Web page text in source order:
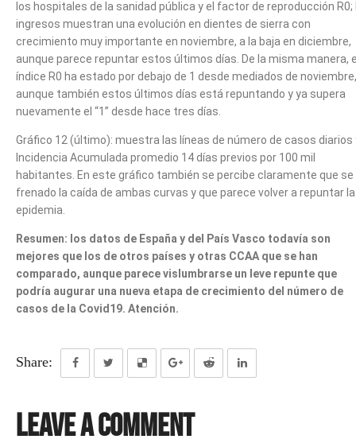
los hospitales de la sanidad pública y el factor de reproducción R0;
ingresos muestran una evolución en dientes de sierra con
crecimiento muy importante en noviembre, a la baja en diciembre,
aunque parece repuntar estos últimos días. De la misma manera,
índice R0 ha estado por debajo de 1 desde mediados de noviembre,
aunque también estos últimos días está repuntando y ya supera
nuevamente el “1” desde hace tres días.
Gráfico 12 (último): muestra las líneas de número de casos diarios
Incidencia Acumulada promedio 14 días previos por 100 mil
habitantes. En este gráfico también se percibe claramente que se
frenado la caída de ambas curvas y que parece volver a repuntar la
epidemia.
Resumen: los datos de España y del País Vasco todavía son
mejores que los de otros países y otras CCAA que se han
comparado, aunque parece vislumbrarse un leve repunte que
podría augurar una nueva etapa de crecimiento del número de
casos de la Covid19. Atención.
Share:
Leave a Comment